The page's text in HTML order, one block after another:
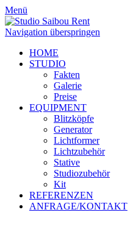
Menü
Navigation überspringen
HOME
STUDIO
Fakten
Galerie
Preise
EQUIPMENT
Blitzköpfe
Generator
Lichtformer
Lichtzubehör
Stative
Studiozubehör
Kit
REFERENZEN
ANFRAGE/KONTAKT